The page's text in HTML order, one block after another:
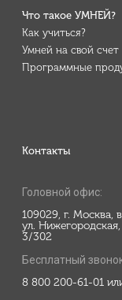
Что такое УМНЕЙ?
Как учиться?
Умней на свой счет
Программные
Контакты
Головной офис:
109029, г. Москва,
ул.
3/302
Бесплатный
8 800 200-61-01